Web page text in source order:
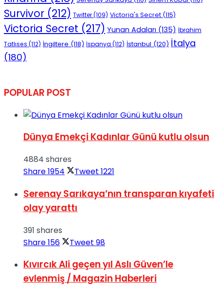
Survivor (212) Twitter(109) Victoria's Secret (115)
Victoria Secret (217) Yunan Adaları (135) İbrahim
Tatlıses (112) İngiltere (118) İspanya (112) İstanbul (120) İtalya
(180)
POPULAR POST
Dünya Emekçi Kadınlar Günü kutlu olsun
4884 shares
Share1954 Tweet 1221
Serenay Sarıkaya’nın transparan kıyafeti
olay yarattı
391 shares
Share156 Tweet 98
Kıvırcık Ali geçen yıl Aslı Güven’le
evlenmiş / Magazin Haberleri